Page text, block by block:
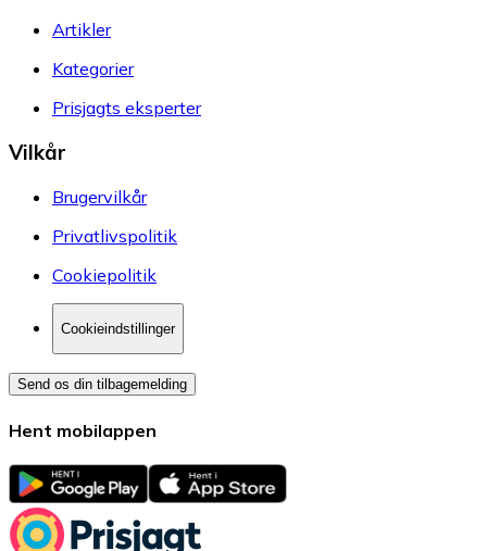
Artikler
Kategorier
Prisjagts eksperter
Vilkår
Brugervilkår
Privatlivspolitik
Cookiepolitik
Cookieindstillinger
Send os din tilbagemelding
Hent mobilappen